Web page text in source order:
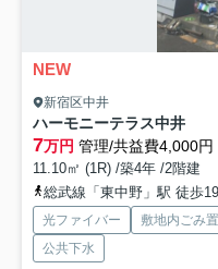
NEW
新宿区中井
ハーモニーテラス中井
7万円 管理/共益費4,000円
11.10㎡ (1R) /築4年 /2階建
総武線「東中野」駅 徒歩
光ファイバー 敷地内ごみ
公共下水